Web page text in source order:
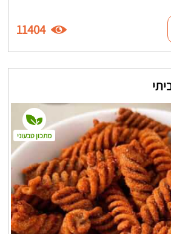
11404
מתכון טבעוני